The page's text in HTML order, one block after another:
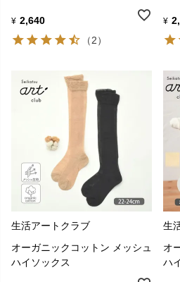
¥ 2,640
（2）
¥
生活アートクラブ
オーガニックコットン メッシュ
ハイソックス
生
オ
ハ